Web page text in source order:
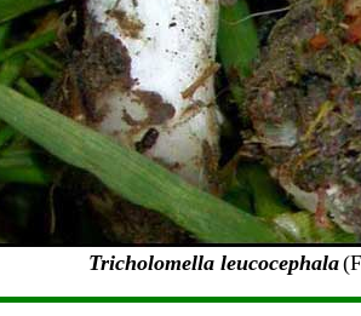
Tricholomella leucocephala